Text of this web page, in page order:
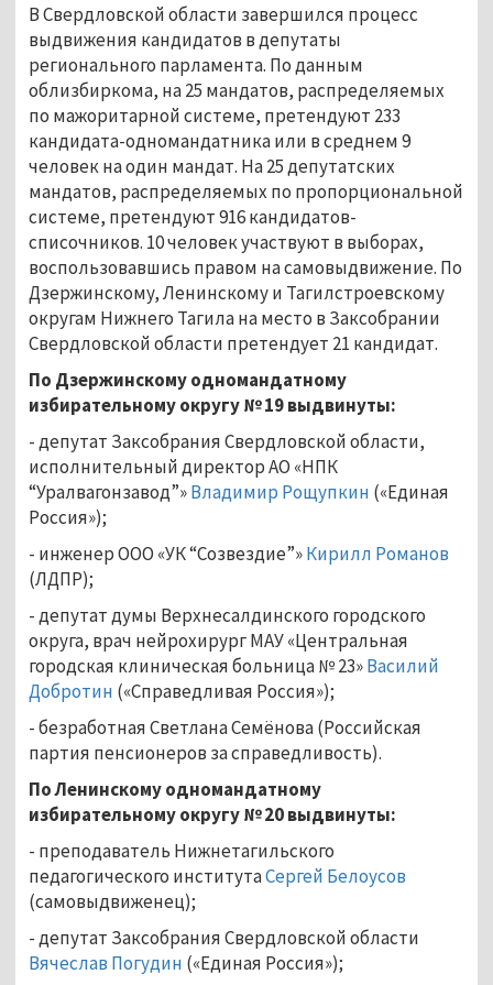
В Свердловской области завершился процесс
выдвижения кандидатов в депутаты
регионального парламента. По данным
облизбиркома, на 25 мандатов, распределяемых
по мажоритарной системе, претендуют 233
кандидата-одномандатника или в среднем 9
человек на один мандат. На 25 депутатских
мандатов, распределяемых по пропорциональной
системе, претендуют 916 кандидатов-
списочников. 10 человек участвуют в выборах,
воспользовавшись правом на самовыдвижение. По
Дзержинскому, Ленинскому и Тагилстроевскому
округам Нижнего Тагила на место в Заксобрании
Свердловской области претендует 21 кандидат.
По Дзержинскому одномандатному
избирательному округу № 19 выдвинуты:
- депутат Заксобрания Свердловской области,
исполнительный директор АО «НПК
“Уралвагонзавод”»Владимир Рощупкин («Единая
Россия»);
- инженер ООО «УК “Созвездие”»Кирилл Романов
(ЛДПР);
- депутат думы Верхнесалдинского городского
округа, врач нейрохирург МАУ «Центральная
городская клиническая больница № 23»Василий
Добротин («Справедливая Россия»);
- безработная Светлана Семёнова (Российская
партия пенсионеров за справедливость).
По Ленинскому одномандатному
избирательному округу № 20 выдвинуты:
- преподаватель Нижнетагильского
педагогического институтаСергей Белоусов
(самовыдвиженец);
- депутат Заксобрания Свердловской области
Вячеслав Погудин («Единая Россия»);